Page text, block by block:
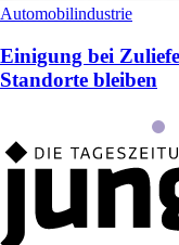
Automobilindustrie
Einigung bei
Standorte bleiben